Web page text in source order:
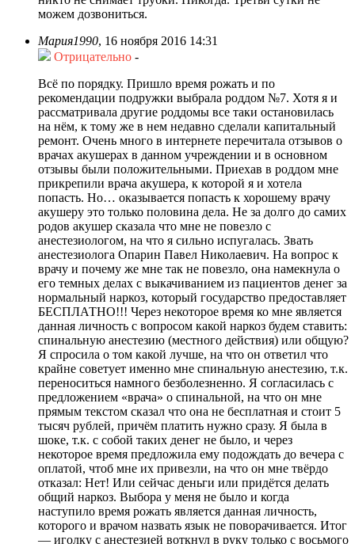
можем дозвониться.
Мария1990, 16 ноября 2016 14:31
Отрицательно -
Всё по порядку. Пришло время рожать и по
рекомендации подружки выбрала роддом №7. Хотя я и
рассматривала другие роддомы все таки остановилась
на нём, к тому же в нем недавно сделали капитальный
ремонт. Очень много в интернете перечитала отзывов о
врачах акушерах в данном учреждении и в основном
отзывы были положительными. Приехав в роддом мне
прикрепили врача акушера, к которой я и хотела
попасть. Но… оказывается попасть к хорошему врачу
акушеру это только половина дела. Не за долго до самих
родов акушер сказала что мне не повезло с
анестезиологом, на что я сильно испугалась. Звать
анестезиолога Опарин Павел Николаевич. На вопрос к
врачу и почему же мне так не повезло, она намекнула о
его темных делах с выкачиванием из пациентов денег за
нормальный наркоз, который государство предоставляет
БЕСПЛАТНО!!! Через некоторое время ко мне является
данная личность с вопросом какой наркоз будем ставить:
спинальную анестезию (местного действия) или общую?
Я спросила о том какой лучше, на что он ответил что
крайне советует именно мне спинальную анестезию, т.к.
переноситься намного безболезненно. Я согласилась с
предложением «врача» о спинальной, на что он мне
прямым текстом сказал что она не бесплатная и стоит 5
тысяч рублей, причём платить нужно сразу. Я была в
шоке, т.к. с собой таких денег не было, и через
некоторое время предложила ему подождать до вечера с
оплатой, чтоб мне их привезли, на что он мне твёрдо
отказал: Нет! Или сейчас деньги или придётся делать
общий наркоз. Выбора у меня не было и когда
наступило время рожать является данная личность,
которого и врачом назвать язык не поворачивается. Итог
— иголку с анестезией воткнул в руку только с восьмого